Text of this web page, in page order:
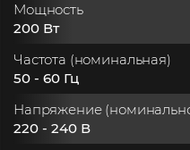
Мощность
200 Вт
Частота (номинальная)
50 - 60 Гц
Напряжение
220 - 240 В